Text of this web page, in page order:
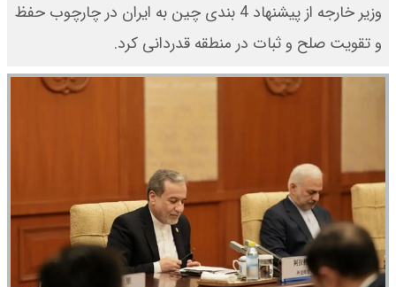
وزیر خارجه از پیشنهاد 4 بندی چین به ایران در چارچوب حفظ
و تقویت صلح و ثبات در منطقه قدردانی کرد.